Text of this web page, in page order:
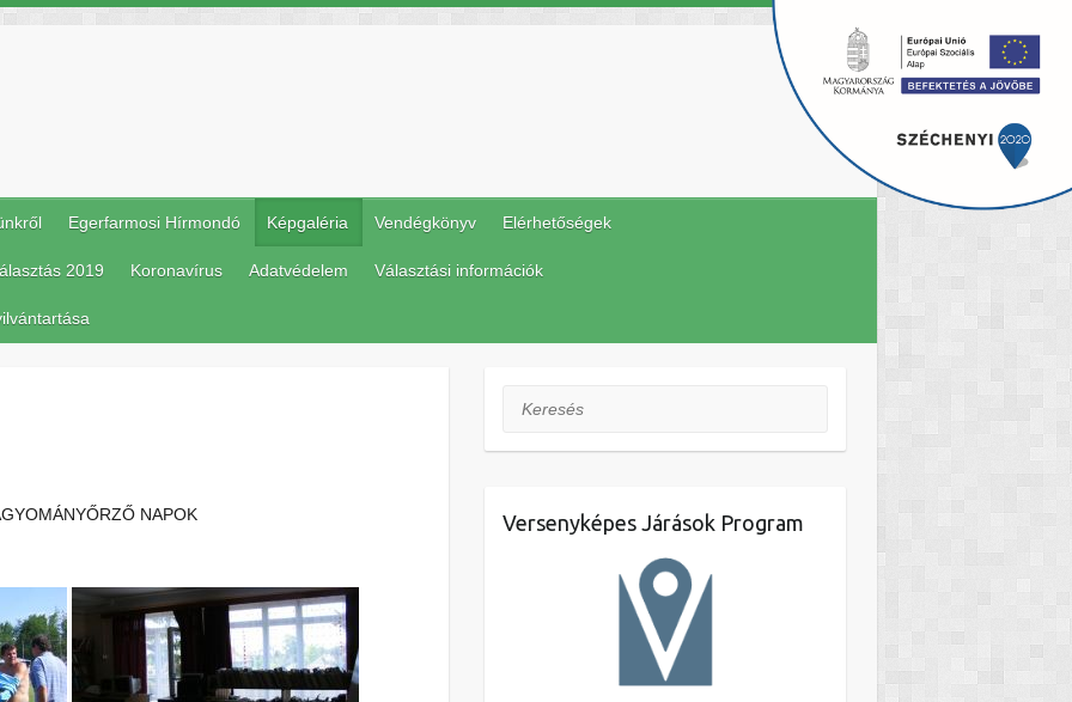
Egerfarmosi Hírmondó Képgaléria Vendégkönyv Elérhetőségek
2019 Koronavírus Adatvédelem Választási információk
NAPOK
Keresés
Versenyképes Járások Program